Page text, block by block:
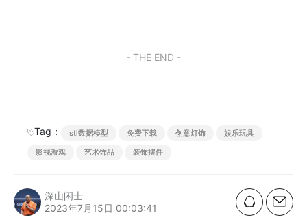
- THE END -
Tag： stl数据模型 免费下载 创意灯饰
娱乐玩具
影视游戏
艺术饰品 装饰摆件
深山闲士
2023年7月15日 00:03:41